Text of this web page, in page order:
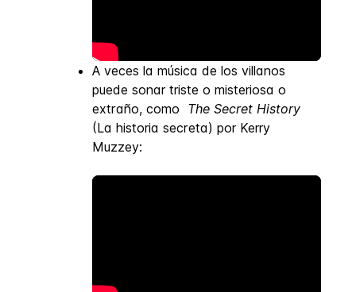
A veces la música de los villanos
puede sonar triste o misteriosa o
extraño, como The Secret History
(La historia secreta) por Kerry
Muzzey: